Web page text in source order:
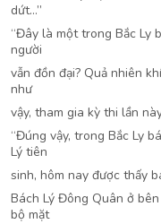
dứt…”
“Đây là một trong Bắc Ly
người
vẫn đồn đại? Quả nhiên
như
vậy, tham gia kỳ thi lần
“Đúng vậy, trong Bắc Ly
Lý tiên
sinh, hôm nay được thấy
Bách Lý Đông Quân ở
bộ mặt